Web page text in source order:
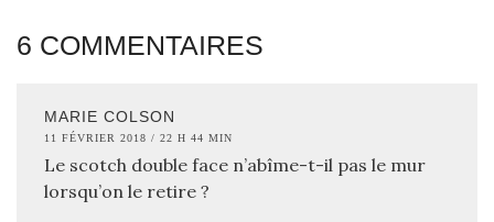
6 COMMENTAIRES
MARIE COLSON
11 FÉVRIER 2018 / 22 H 44 MIN
Le scotch double face n’abîme-t-il pas le mur
lorsqu’on le retire ?